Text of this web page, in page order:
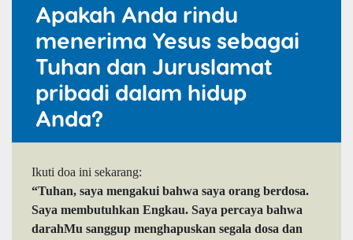
Apakah Anda rindu
menerima Yesus sebagai
Tuhan dan Juruslamat
pribadi dalam hidup
Anda?
Ikuti doa ini sekarang:
“Tuhan, saya mengakui bahwa saya orang berdosa.
Saya membutuhkan Engkau. Saya percaya bahwa
darahMu sanggup menghapuskan segala dosa dan